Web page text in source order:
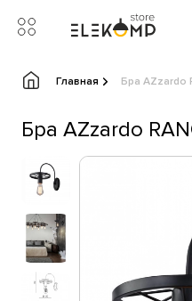
Главная Бра AZzardo
Бра AZzardo